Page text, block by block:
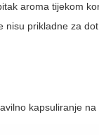
aroma tijekom
prikladne za
kapsuliranje na